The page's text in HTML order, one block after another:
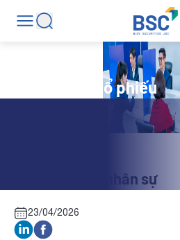
Tin tức mã cổ phiếu
HCI: Thay đổi nhân sự
23/04/2026